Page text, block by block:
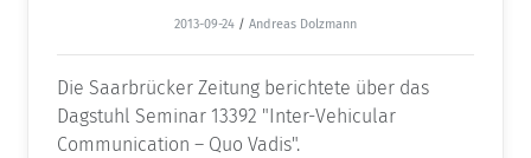
2013-09-24 / Andreas Dolzmann
Die Saarbrücker Zeitung berichtete über das
Dagstuhl Seminar 13392 "Inter-Vehicular
Communication – Quo Vadis".